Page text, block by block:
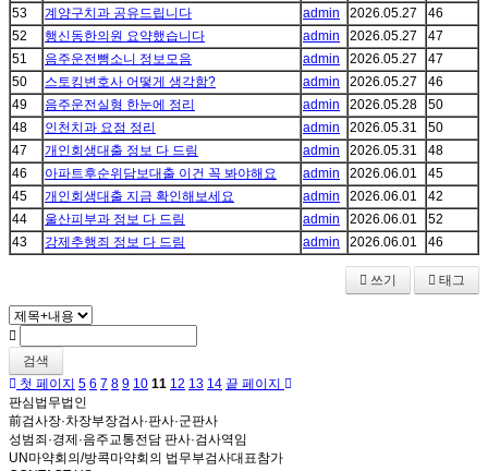
53
계양구치과 공유드립니다 admin 2026.05.27
46
52
행신동한의원 요약했습니다 admin 2026.05.27
47
51
음주운전뺑소니 정보모음 admin 2026.05.27
47
50
스토킹변호사 어떻게 생각함? admin 2026.05.27
46
49
음주운전실형 한눈에 정리 admin 2026.05.28
50
48
인천치과 요점 정리 admin 2026.05.31
50
47
개인회생대출 정보 다 드림 admin 2026.05.31
48
46
아파트후순위담보대출 이건 꼭 봐야해요 admin 2026.06.01
45
45
개인회생대출 지금 확인해보세요 admin 2026.06.01
42
44
울산피부과 정보 다 드림 admin 2026.06.01
52
43
강제추행죄 정보 다 드림 admin 2026.06.01 46
쓰기 태그
검색
첫 페이지 5 6 7 8 9 10 11 12 13 14 끝 페이지
판심법무법인
前검사장·차장부장검사·판사·군판사
성범죄·경제·음주교통전담 판사·검사역임
UN마약회의/방콕마약회의 법무부검사대표참가